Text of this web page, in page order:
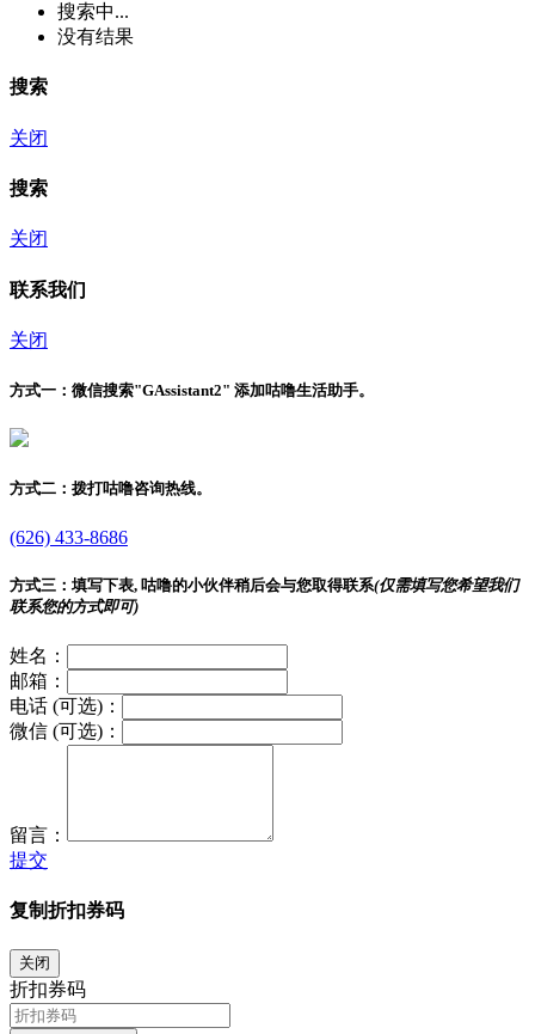
搜索中...
没有结果
搜索
关闭
搜索
关闭
联系我们
关闭
方式一： 微信搜索"GAssistant2" 添加咕噜生活助手。
方式二： 拨打咕噜咨询热线。
(626) 433-8686
方式三： 填写下表, 咕噜的小伙伴稍后会与您取得联系(仅需填写您希望我们
联系您的方式即可)
姓名：
邮箱：
电话 (可选)：
微信 (可选)：
留言：
提交
复制折扣券码
关闭
折扣券码